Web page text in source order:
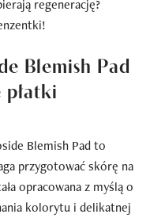
regenerację?
Blemish Pad
Blemish Pad to
przygotować skórę na
opracowana z myślą o
kolorytu i delikatnej